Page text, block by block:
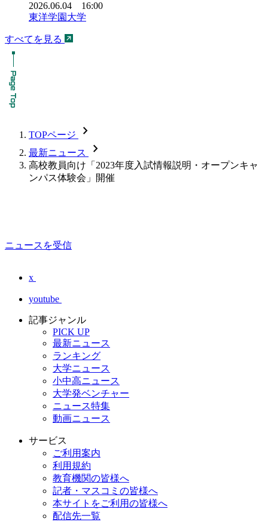
2026.06.04 16:00
東洋学園大学
すべてを見る
TOPページ chevron_forward
最新ニュース chevron_forward
高校教員向け「2023年度入試情報説明・オープンキャ
ンパス体験会」開催
ニュースを受信
x
youtube
記事ジャンル
PICK UP
最新ニュース
ランキング
大学ニュース
小中高ニュース
大学発ベンチャー
ニュース特集
動画ニュース
サービス
ご利用案内
利用規約
教育機関の皆様へ
記者・マスコミの皆様へ
本サイトをご利用の皆様へ
配信先一覧